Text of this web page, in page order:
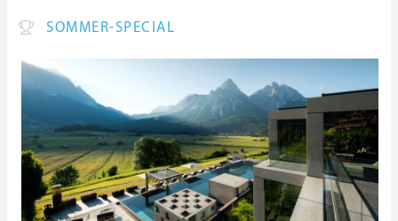
SOMMER-SPECIAL